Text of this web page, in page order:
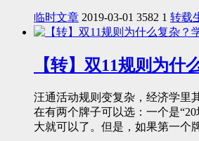
临时文章 2019-03-01 3582 1 转载
【转】双11规则为
汪通活动规则变复杂，经济学里
在有两个牌子可以选：一个是
大就可以了。但是，如果第一个